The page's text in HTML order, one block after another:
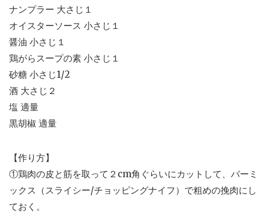
ナンプラー 大さじ１
オイスターソース 小さじ１
醤油 小さじ１
鶏がらスープの素 小さじ１
砂糖 小さじ1/2
酒 大さじ２
塩 適量
黒胡椒 適量
【作り方】
①鶏肉の皮と筋を取って２cm角ぐらいにカットして、バーミ
ックス（スライシー/チョッピングナイフ）で粗めの挽肉にし
ておく。